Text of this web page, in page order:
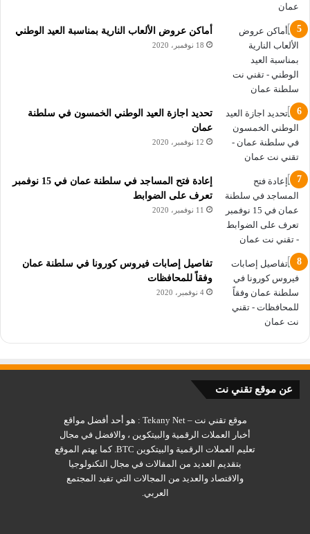
أماكن عروض الألعاب النارية بمناسبة العيد الوطني
18 نوفمبر، 2020
تحديد اجازة العيد الوطني الخمسون في سلطنة
عمان
12 نوفمبر، 2020
إعادة فتح المساجد في سلطنة عمان في 15 نوفمبر
تعرف على الضوابط
11 نوفمبر، 2020
تفاصيل إصابات فيروس كورونا في سلطنة عمان
وفقاً للمحافظات
4 نوفمبر، 2020
عن موقع تقني نت
موقع تقني نت – Tekany Net : هو أحد أفضل مواقع
أخبار العملات الرقمية والبيتكوين ، والافضل في مجال
تعليم العملات الرقمية والبيتكوين BTC. كما يهتم الموقع
بتقديم العديد من المقالات في مجال التكنولوجيا
والاقتصاد والعديد من المجالات التي تفيد المجتمع
العربي.